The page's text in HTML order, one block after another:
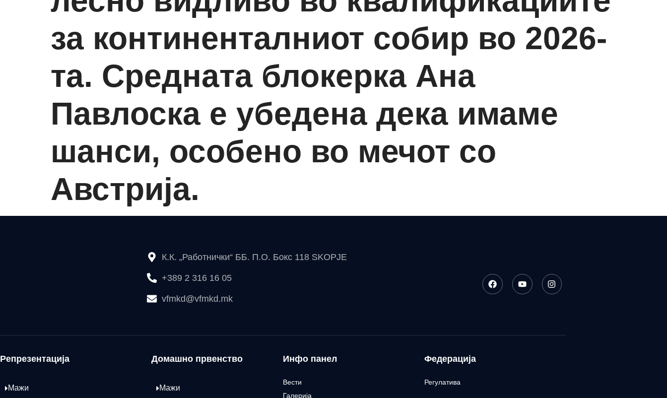
за континенталниот собир во 2026-
та. Средната блокерка Ана
Павлоска е убедена дека имаме
шанси, особено во мечот со
Австрија.
К.К. „Работнички“ ББ. П.О. Бокс 118 SKOPJE
+389 2 316 16 05
vfmkd@vfmkd.mk
Репрезентација
Мажи
Домашно првенство
Мажи
Инфо панел
Вести
Галерија
Федерација
Регулатива